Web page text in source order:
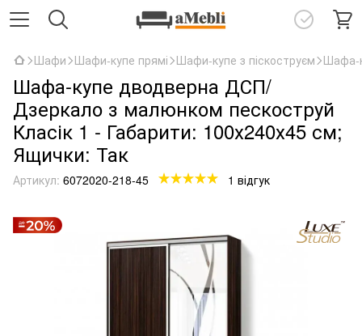
Шафи Шафи-купе прямі Шафи-купе з піскоструєм Шафа-
Шафа-купе дводверна ДСП/
Дзеркало з малюнком пескоструй
Класік 1 - Габарити: 100х240х45 см;
Ящички: Так
Артикул: 6072020-218-45 1 відгук